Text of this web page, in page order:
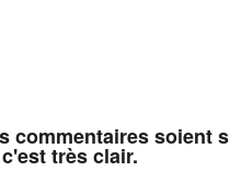
commentaires soient
très clair.